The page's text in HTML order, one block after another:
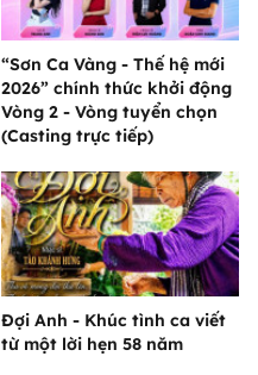
“Sơn Ca Vàng - Thế hệ mới
2026” chính thức khởi động
Vòng 2 - Vòng tuyển chọn
(Casting trực tiếp)
Đợi Anh - Khúc tình ca viết
từ một lời hẹn 58 năm